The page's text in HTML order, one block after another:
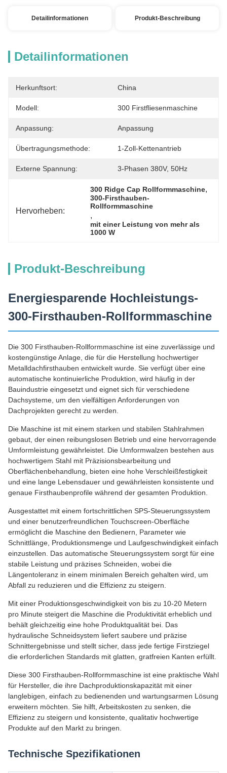
Detailinformationen Produkt-Beschreibung
Detailinformationen
Herkunftsort: China
Modell: 300 Firstfliesenmaschine
Anpassung: Anpassung
Übertragungsmethode: 1-Zoll-Kettenantrieb
Externe Spannung: 3-Phasen 380V, 50Hz
Hervorheben:
300 Ridge Cap Rollformmaschine,
300-Firsthauben-
Rollformmaschine
,
mit einer Leistung von mehr als
1000 W
Produkt-Beschreibung
Energiesparende Hochleistungs-
300-Firsthauben-Rollformmaschine
Die 300 Firsthauben-Rollformmaschine ist eine zuverlässige und
kostengünstige Anlage, die für die Herstellung hochwertiger
Metalldachfirsthauben entwickelt wurde. Sie verfügt über eine
automatische kontinuierliche Produktion, wird häufig in der
Bauindustrie eingesetzt und eignet sich für verschiedene
Dachsysteme, um den vielfältigen Anforderungen von
Dachprojekten gerecht zu werden.
Die Maschine ist mit einem starken und stabilen Stahlrahmen
gebaut, der einen reibungslosen Betrieb und eine hervorragende
Umformleistung gewährleistet. Die Umformwalzen bestehen aus
hochwertigem Stahl mit Präzisionsbearbeitung und
Oberflächenbehandlung, bieten eine hohe Verschleißfestigkeit
und eine lange Lebensdauer und gewährleisten konsistente und
genaue Firsthaubenprofile während der gesamten Produktion.
Ausgestattet mit einem fortschrittlichen SPS-Steuerungssystem
und einer benutzerfreundlichen Touchscreen-Oberfläche
ermöglicht die Maschine den Bedienern, Parameter wie
Schnittlänge, Produktionsmenge und Laufgeschwindigkeit einfach
einzustellen. Das automatische Steuerungssystem sorgt für eine
stabile Leistung und präzises Schneiden, wobei die
Längentoleranz in einem minimalen Bereich gehalten wird, um
Abfall zu reduzieren und die Effizienz zu steigern.
Mit einer Produktionsgeschwindigkeit von bis zu 10-20 Metern
pro Minute steigert die Maschine die Produktivität erheblich und
behält gleichzeitig eine hohe Produktqualität bei. Das
hydraulische Schneidsystem liefert saubere und präzise
Schnittergebnisse und stellt sicher, dass jede fertige Firstziegel
die erforderlichen Standards mit glatten, gratfreien Kanten erfüllt.
Diese 300 Firsthauben-Rollformmaschine ist eine praktische Wahl
für Hersteller, die ihre Dachproduktionskapazität mit einer
langlebigen, einfach zu bedienenden und wartungsarmen Lösung
erweitern möchten. Sie hilft, Arbeitskosten zu senken, die
Effizienz zu steigern und konsistente, qualitativ hochwertige
Produkte auf den Markt zu bringen.
Technische Spezifikationen